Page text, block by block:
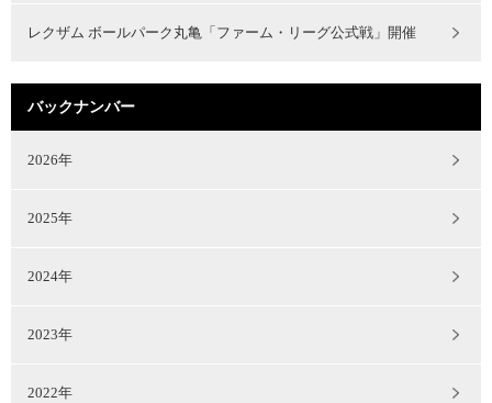
レクザム ボールパーク丸亀「ファーム・リーグ公式戦」開催
バックナンバー
2026年
2025年
2024年
2023年
2022年